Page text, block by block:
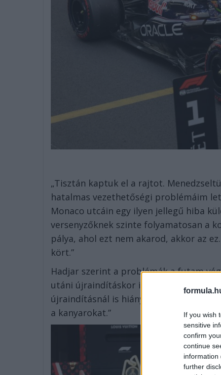
If you wish
sensitive
confirm
continue
information
further
„Tisztán kaptuk el a rajtot.
hatalmas vezethetőségi problémáim
Monaco utcáin egy ilyen jellegű hiba
versenyzőknek szinte folyamatosan a
pálya, ahol ezt nem akarod, akkor az
kört.”
Hadjar szerint a problémák a futam
utáni újraindításkor is
újraindításnál is hiányzott az erő az
a kanyarokat.”